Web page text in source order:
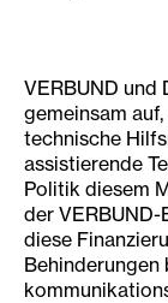
VERBUND und
gemeinsam
technische
assistierende
Politik diesem
der
diese
Behinderungen